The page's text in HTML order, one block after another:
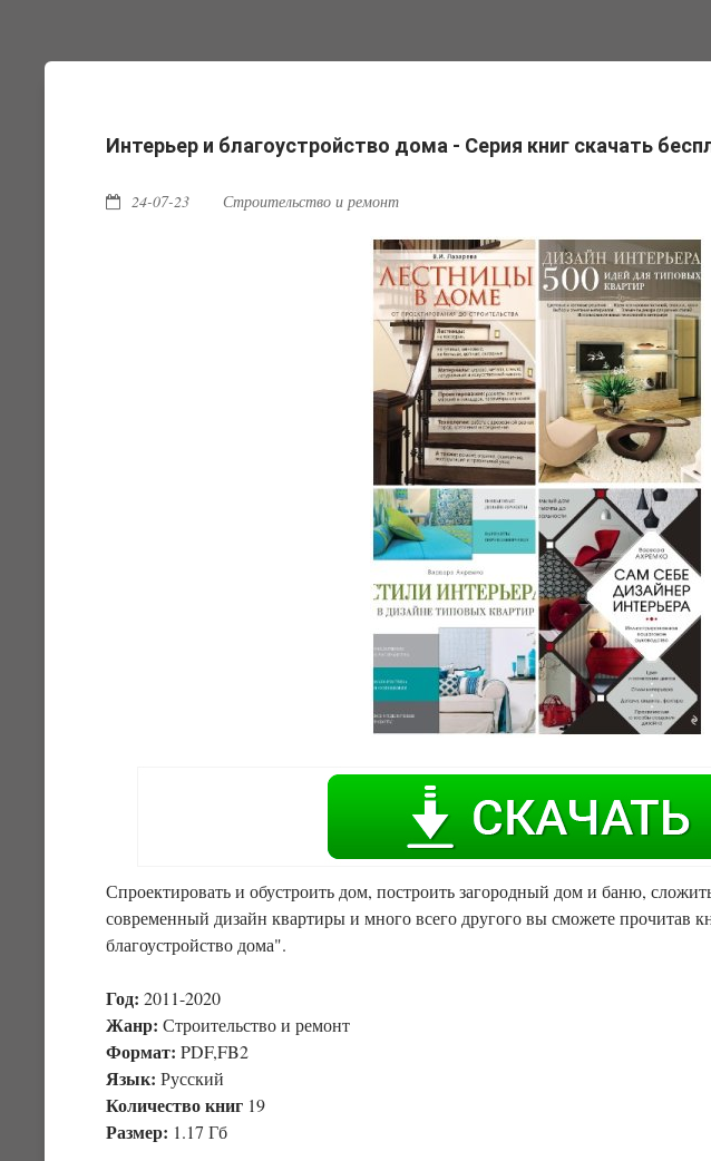
Интерьер и благоустройство дома - Серия книг скачать
24-07-23 Строительство и ремонт
Спроектировать и обустроить дом, построить загородный дом и баню,
современный дизайн квартиры и много всего другого вы сможете прочитав
благоустройство дома".
Год: 2011-2020
Жанр: Строительство и ремонт
Формат: PDF,FB2
Язык: Русский
Количество книг 19
Размер: 1.17 Гб